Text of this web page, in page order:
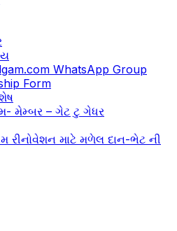
WhatsApp Group
Form
મેમ્બર – ગેટ ટુ ગેધર
રીનોવેશન માટે મળેલ દાન-ભેટ ની